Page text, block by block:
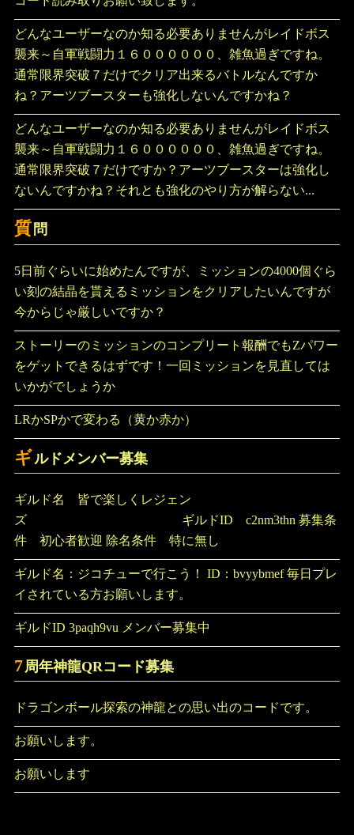
どんなユーザーなのか知る必要ありませんがレイドボス
襲来～自軍戦闘力１６００００００、雑魚過ぎですね。
通常限界突破７だけでクリア出来るバトルなんですか
ね？アーツブースターも強化しないんですかね？
どんなユーザーなのか知る必要ありませんがレイドボス
襲来～自軍戦闘力１６００００００、雑魚過ぎですね。
通常限界突破７だけですか？アーツブースターは強化し
ないんですかね？それとも強化のやり方が解らない...
質 問
5日前ぐらいに始めたんですが、ミッションの4000個ぐら
い刻の結晶を貰えるミッションをクリアしたいんですが
今からじゃ厳しいですか？
ストーリーのミッションのコンプリート報酬でもZパワー
をゲットできるはずです！一回ミッションを見直しては
いかがでしょうか
LRかSPかで変わる（黄か赤か）
ギルドメンバー募集
ギルド名 皆で楽しくレジェン
ズ ギルドID c2nm3thn 募集条
件 初心者歓迎 除名条件 特に無し
ギルド名：ジコチューで行こう！ ID：bvyybmef 毎日プレ
イされている方お願いします。
ギルドID 3paqh9vu メンバー募集中
7周年神龍QRコード募集
ドラゴンボール探索の神龍との思い出のコードです。
お願いします。
お願いします